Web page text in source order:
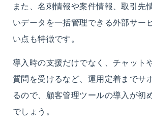
また、名刺情報や案件情報、取引先
いデータを一括管理できる外部サー
い点も特徴です。
導入時の支援だけでなく、チャット
質問を受けるなど、運用定着までサ
るので、顧客管理ツールの導入が初
でしょう。